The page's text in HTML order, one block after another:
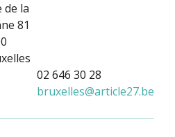
de la
81
02 646 30 28
bruxelles@article27.be